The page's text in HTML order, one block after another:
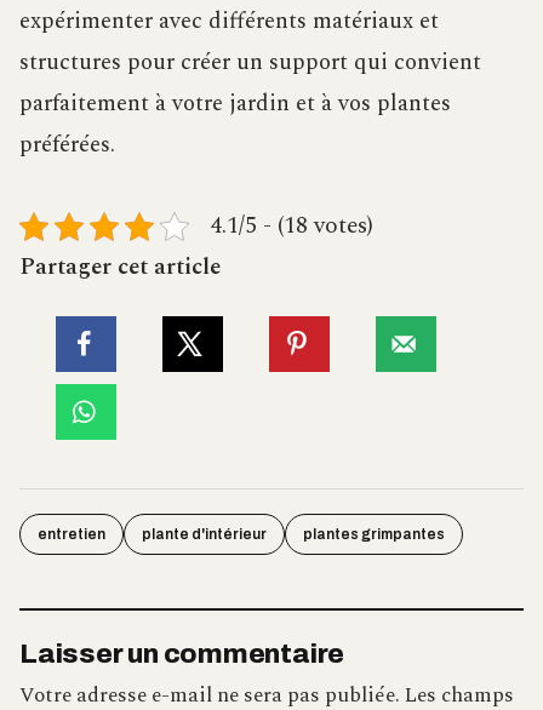
expérimenter avec différents matériaux et
structures pour créer un support qui convient
parfaitement à votre jardin et à vos plantes
préférées.
4.1/5 - (18 votes)
Partager cet article
entretien plante d'intérieur plantes grimpantes
Laisser un commentaire
Votre adresse e-mail ne sera pas publiée.Les champs